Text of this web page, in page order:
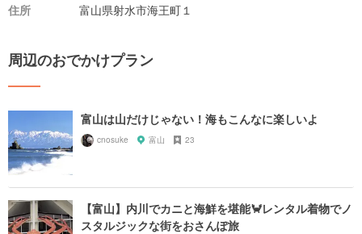
住所 富山県射水市海王町１
周辺のおでかけプラン
富山は山だけじゃない！海もこんなに楽しいよ
cnosuke 富山 23
【富山】内川でカニと海鮮を堪能🦀レンタル着物でノ
スタルジックな街をおさんぽ旅